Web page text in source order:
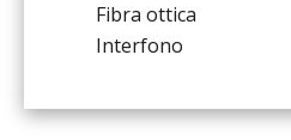
Fibra ottica
Interfono